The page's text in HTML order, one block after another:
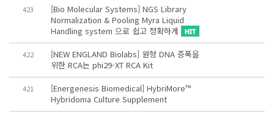
423
[Bio Molecular Systems] NGS Library
Normalization & Pooling Myra Liquid
Handling system 으로 쉽고 정확하게
422
[NEW ENGLAND Biolabs] 원형 DNA 증폭을
위한 RCA는 phi29-XT RCA Kit
421
[Energenesis Biomedical] HybriMore™
Hybridoma Culture Supplement